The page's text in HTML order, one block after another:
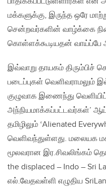
மக்களுக்கு, இருந்த ஒரே
சென்றவர்களின் வாழ்க்கை
கொள்ளக்கூடியதன் வாய்ப்பே
இவ்வாறு தாயகம் திரும்பிச்
படைப்புகள்
குழுவாக இணைந்து
அந்நியமாக்கப்பட்டவர்கள்’
தமிழிலும் ‘Alienated
வெளிவந்துள்ளது. மலையக
மூலவரான இர.சிவலிங்கம்
the displaced – Indo – Sri
எல்.வேதவள்ளி எழுதிய